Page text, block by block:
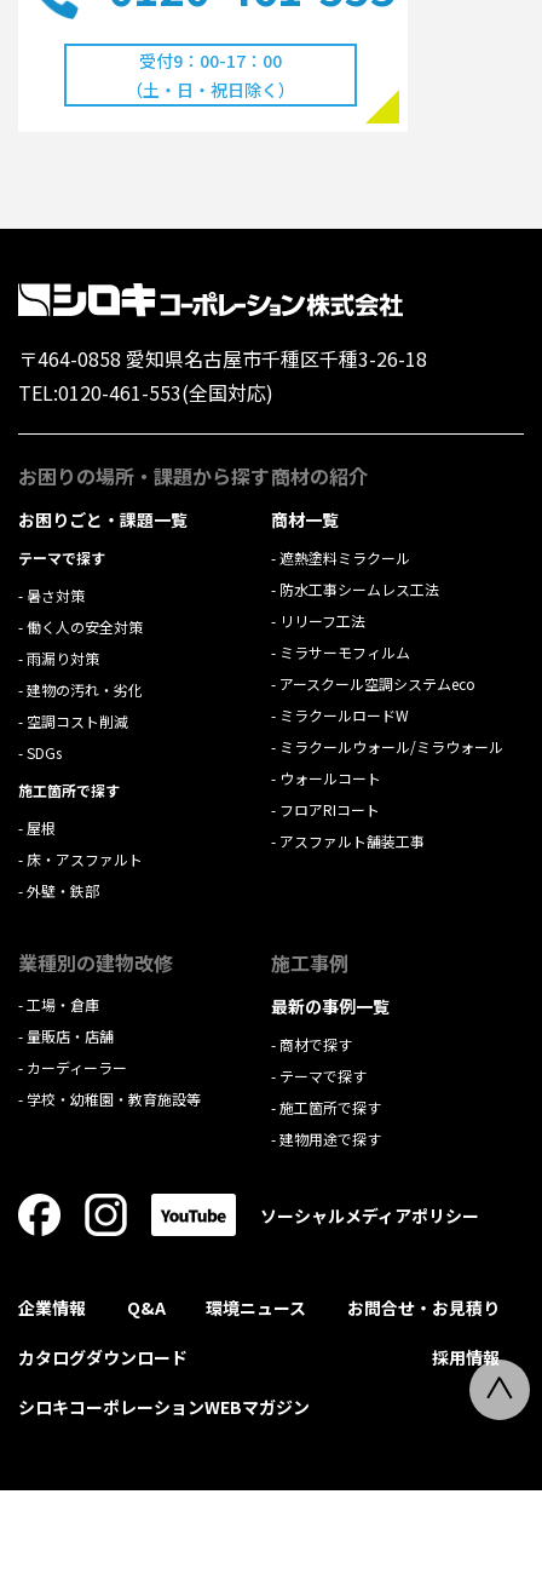
受付9：00-17：00
（土・日・祝日除く）
〒464-0858 愛知県名古屋市千種区千種3-26-18
TEL:0120-461-553(全国対応)
お困りの場所・課題から探す
お困りごと・課題一覧
テーマで探す
暑さ対策
働く人の安全対策
雨漏り対策
建物の汚れ・劣化
空調コスト削減
SDGs
施工箇所で探す
屋根
床・アスファルト
外壁・鉄部
商材の紹介
商材一覧
遮熱塗料ミラクール
防水工事シームレス工法
リリーフ工法
ミラサーモフィルム
アースクール空調システムeco
ミラクールロードW
ミラクールウォール/ミラウォール
ウォールコート
フロアRIコート
アスファルト舗装工事
業種別の建物改修
工場・倉庫
量販店・店舗
カーディーラー
学校・幼稚園・教育施設等
施工事例
最新の事例一覧
商材で探す
テーマで探す
施工箇所で探す
建物用途で探す
ソーシャルメディアポリシー
企業情報 Q&A 環境ニュース お問合せ・お見積り
カタログダウンロード 採用情報
シロキコーポレーションWEBマガジン